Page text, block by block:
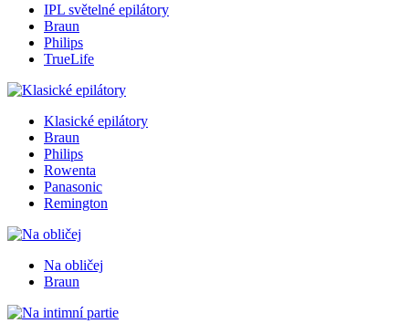
IPL světelné epilátory
Braun
Philips
TrueLife
Klasické epilátory
Braun
Philips
Rowenta
Panasonic
Remington
Na obličej
Braun